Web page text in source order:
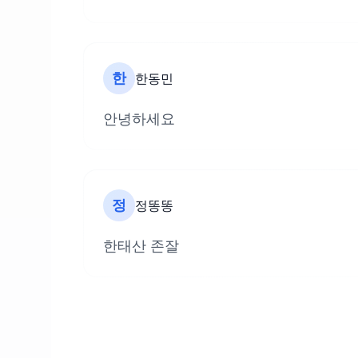
한 한동민
안녕하세요
정 정똥똥
한태산 존잘